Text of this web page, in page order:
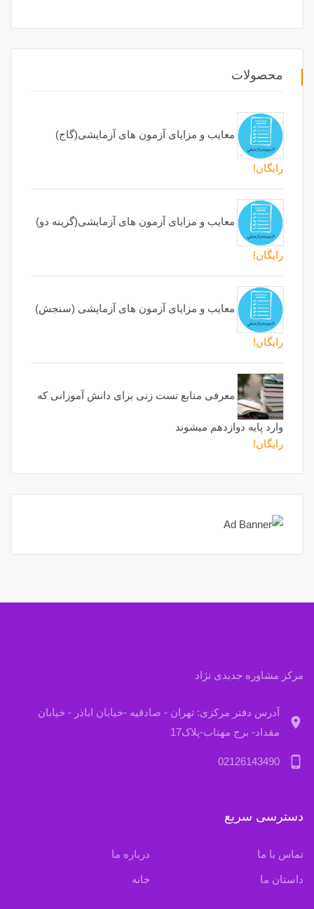
محصولات
معایب و مزایای آزمون های آزمایشی(گاج)
رایگان!
معایب و مزایای آزمون های آزمایشی(گزینه دو)
رایگان!
معایب و مزایای آزمون های آزمایشی (سنجش)
رایگان!
معرفی منابع تست زنی برای دانش آموزانی که
وارد پایه دوازدهم میشوند
رایگان!
مرکز مشاوره جدیدی نژاد
location_on
آدرس دفتر مرکزی: تهران - صادقیه -خیابان اباذر - خیابان
مقداد- برج مهتاب-پلاک17
phone_android
02126143490
دسترسی سریع
تماس با ما درباره ما
داستان ما خانه